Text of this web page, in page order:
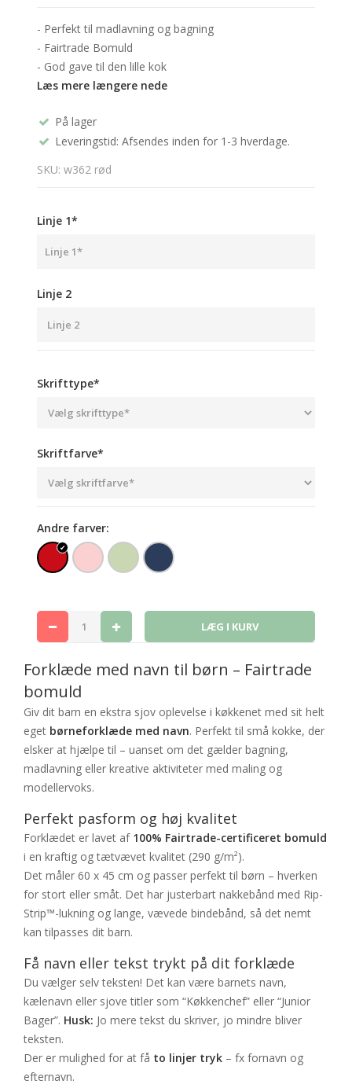
- Perfekt til madlavning og bagning
- Fairtrade Bomuld
- God gave til den lille kok
Læs mere længere nede
På lager
Leveringstid: Afsendes inden for 1-3 hverdage.
SKU: w362 rød
Linje 1*
Linje 2
Skrifttype*
Skriftfarve*
Andre farver:
Forklæde med navn til børn – Fairtrade
bomuld
Giv dit barn en ekstra sjov oplevelse i køkkenet med sit helt
eget børneforklæde med navn. Perfekt til små kokke, der
elsker at hjælpe til – uanset om det gælder bagning,
madlavning eller kreative aktiviteter med maling og
modellervoks.
Perfekt pasform og høj kvalitet
Forklædet er lavet af 100% Fairtrade-certificeret bomuld
i en kraftig og tætvævet kvalitet (290 g/m²).
Det måler 60 x 45 cm og passer perfekt til børn – hverken
for stort eller småt. Det har justerbart nakkebånd med Rip-
Strip™-lukning og lange, vævede bindebånd, så det nemt
kan tilpasses dit barn.
Få navn eller tekst trykt på dit forklæde
Du vælger selv teksten! Det kan være barnets navn,
kælenavn eller sjove titler som “Køkkenchef” eller “Junior
Bager”. Husk: Jo mere tekst du skriver, jo mindre bliver
teksten.
Der er mulighed for at få to linjer tryk – fx fornavn og
efternavn.